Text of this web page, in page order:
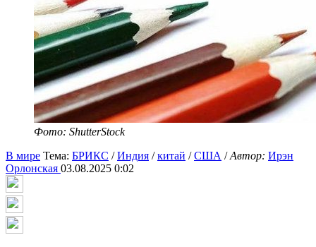
Фото: ShutterStock
В мире Тема: БРИКС /Индия /китай /США /Автор: Ирэн
Орлонская 03.08.2025 0:02